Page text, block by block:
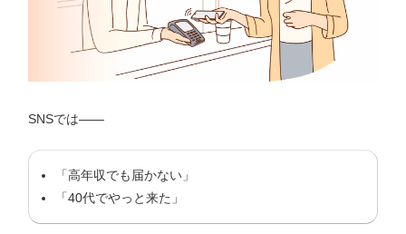
SNSでは——
「高年収でも届かない」
「40代でやっと来た」